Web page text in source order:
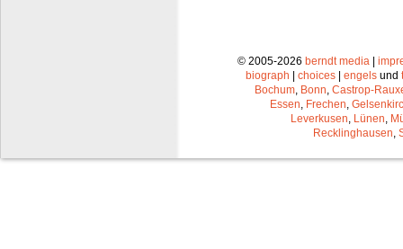
© 2005-2026 berndt media |
biograph | choices | engels und
Bochum Bonn Castrop-
Essen Frechen
Leverkusen Lünen
Recklinghausen